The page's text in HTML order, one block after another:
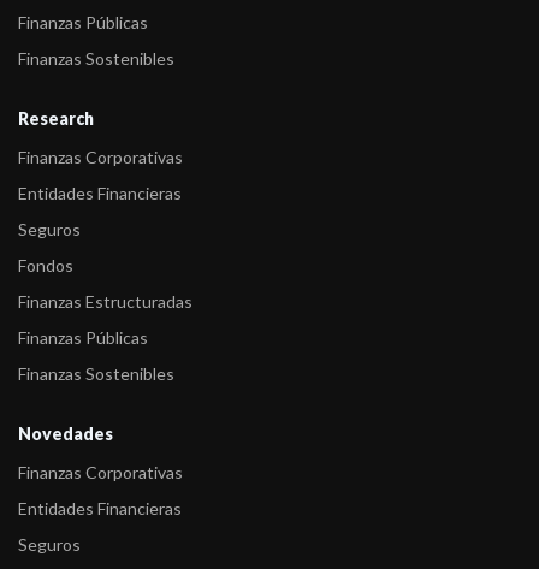
Finanzas Públicas
Finanzas Sostenibles
Research
Finanzas Corporativas
Entidades Financieras
Seguros
Fondos
Finanzas Estructuradas
Finanzas Públicas
Finanzas Sostenibles
Novedades
Finanzas Corporativas
Entidades Financieras
Seguros